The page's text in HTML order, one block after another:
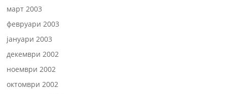
март 2003
февруари 2003
јануари 2003
декември 2002
ноември 2002
октомври 2002